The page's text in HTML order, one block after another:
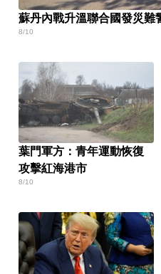
蘇丹內戰升溫聯合國發災難
8/10
葉門軍方：青年運動恢復
攻擊紅海港市
8/10